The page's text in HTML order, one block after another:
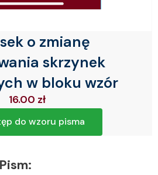
o zmianę
skrzynek
w bloku wzór
16.00 zł
do wzoru pisma